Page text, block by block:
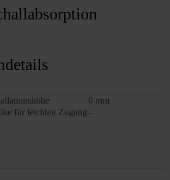
0 mm
für leichten Zugang -